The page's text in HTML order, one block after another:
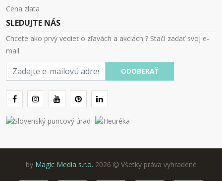
Cena zlata
SLEDUJTE NÁS
Chcete ako prvý vedieť o zľavách a akciách ? Stačí zadať svoj e-
mail.
mail
ODOBERAŤ
by Magic Media s.r.o. 2026 Všetky práva vyhradené